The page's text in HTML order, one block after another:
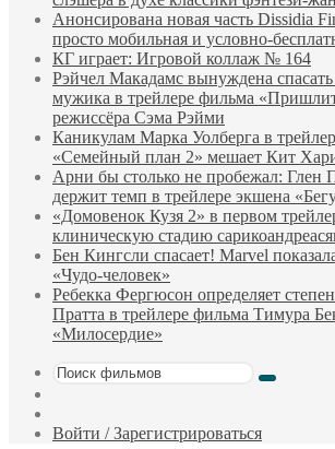
Анонсирована новая часть Dissidia
просто мобильная и условно-
КГ играет: Игровой коллаж № 164
Рэйчел Макадамс вынуждена
мужика в трейлере фильма
режиссёра Сэма Рэйми
Каникулам Марка Уолберга в
«Семейный план 2» мешает Кит
Арни бы столько не пробежал: Глен
держит темп в трейлере экшена
«Домовенок Кузя 2» в первом
клиническую стадию
Бен Кингсли спасает! Marvel
«Чудо-человек»
Ребекка Фергюсон определяет
Пратта в трейлере фильма Тимура
«Милосердие»
Поиск
фильм
Войти / Зарегистрироваться